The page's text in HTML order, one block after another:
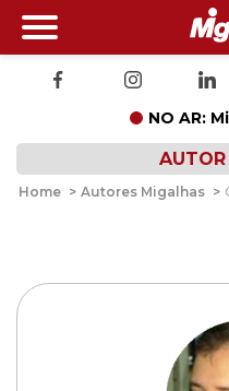
NO AR:
Home > Autores Migalhas >